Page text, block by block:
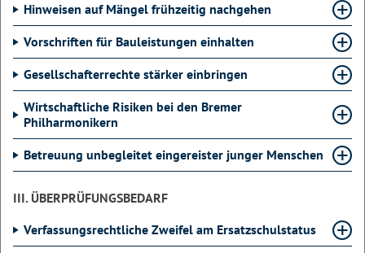
Hinweisen auf Mängel frühzeitig nachgehen
Vorschriften für Bauleistungen einhalten
Gesellschafterrechte stärker einbringen
Wirtschaftliche Risiken bei den Bremer
Philharmonikern
Betreuung unbegleitet eingereister junger Menschen
III. ÜBERPRÜFUNGSBEDARF
Verfassungsrechtliche Zweifel am Ersatzschulstatus